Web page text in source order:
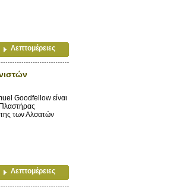
Λεπτομέρειες
Goodfellow είναι
των Αλσατών
Λεπτομέρειες